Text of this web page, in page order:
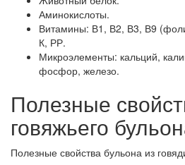
Аминокислоты.
Витамины: В1, В2, В3, В9
К, РР.
Микроэлементы: кальций,
фосфор, железо.
Полезные
говяжьего
Полезные свойства бульона из